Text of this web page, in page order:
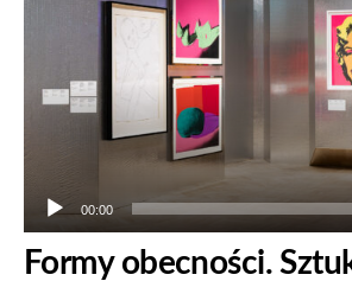
dźwiękowych
00:00
Formy obecności.